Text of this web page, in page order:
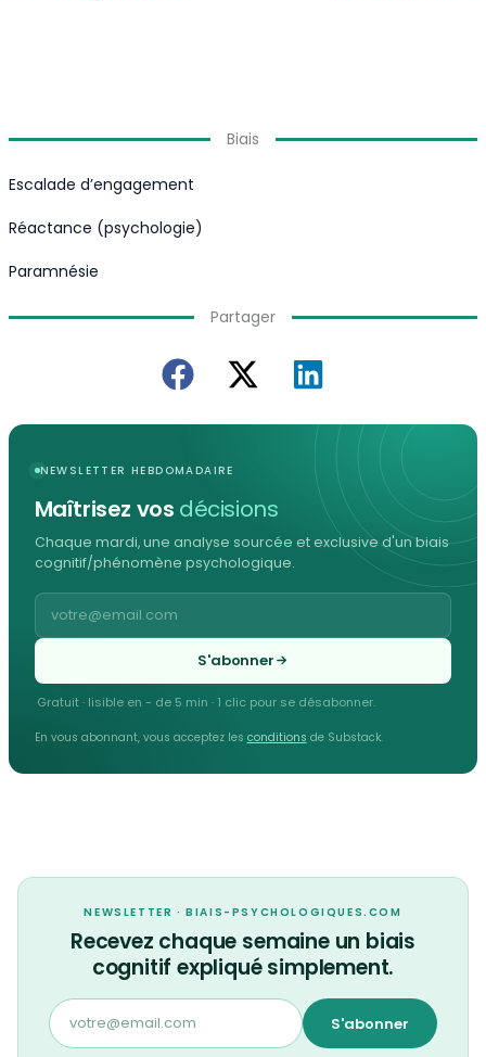
Biais
Escalade d’engagement
Réactance (psychologie)
Paramnésie
Partager
NEWSLETTER HEBDOMADAIRE
Maîtrisez vos décisions
Chaque mardi, une analyse sourcée et exclusive d'un biais
cognitif/phénomène psychologique.
S'abonner
Gratuit · lisible en - de 5 min · 1 clic pour se désabonner.
En vous abonnant, vous acceptez les conditions de Substack.
NEWSLETTER · BIAIS-PSYCHOLOGIQUES.COM
Recevez chaque semaine un biais
cognitif expliqué simplement.
S'abonner